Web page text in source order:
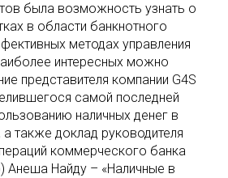
была возможность узнать о
в области банкнотного
методах управления
интересных можно
представителя компании G4S
самой последней
наличных денег в
а также доклад руководителя
коммерческого банка
Анеша Найду – «Наличные в